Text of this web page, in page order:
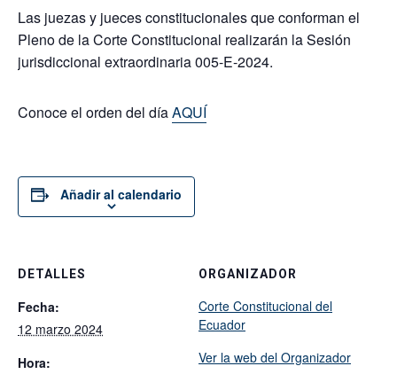
Las juezas y jueces constitucionales que conforman el
Pleno de la Corte Constitucional realizarán la Sesión
jurisdiccional extraordinaria 005-E-2024.
Conoce el orden del díaAQUÍ
Añadir al calendario
DETALLES
Fecha:
12 marzo 2024
Hora:
ORGANIZADOR
Corte Constitucional del
Ecuador
Ver la web del Organizador